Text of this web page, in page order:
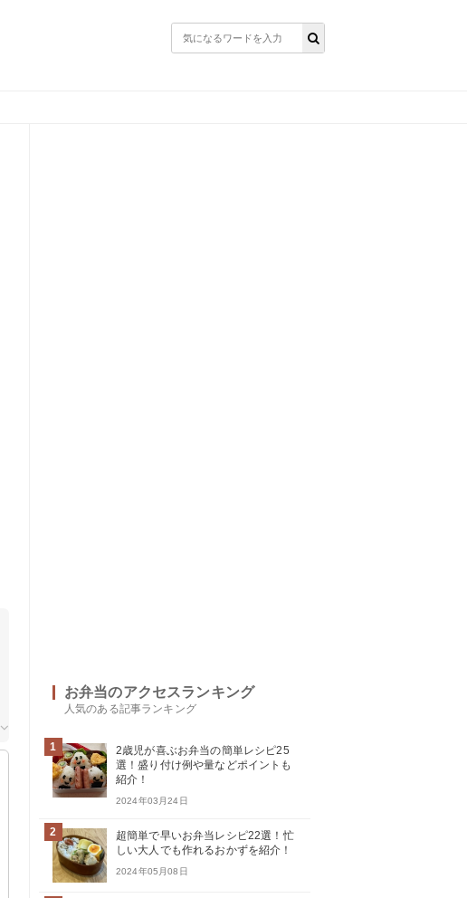
お弁当のアクセスランキング
人気のある記事ランキング
1
2歳児が喜ぶお弁当の簡単レシピ25
選！盛り付け例や量などポイントも
紹介！
2024年03月24日
2
超簡単で早いお弁当レシピ22選！忙
しい大人でも作れるおかずを紹介！
2024年05月08日